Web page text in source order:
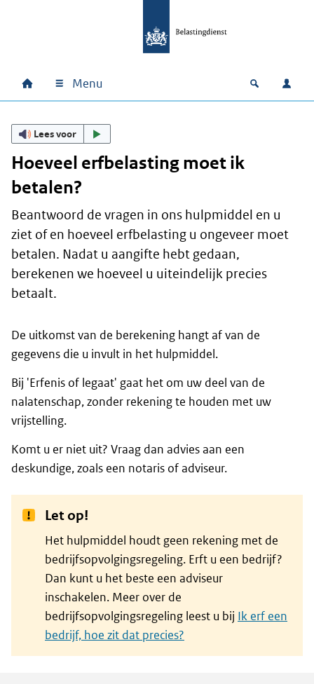
Hoofdnavigatie
Home Menu Open
Lees voor
Hoeveel erfbelasting moet ik
betalen?
Beantwoord de vragen in ons hulpmiddel en u
ziet of en hoeveel erfbelasting u ongeveer moet
betalen. Nadat u aangifte hebt gedaan,
berekenen we hoeveel u uiteindelijk precies
betaalt.
De uitkomst van de berekening hangt af van de
gegevens die u invult in het hulpmiddel.
Bij 'Erfenis of legaat' gaat het om uw deel van de
nalatenschap, zonder rekening te houden met uw
vrijstelling.
Komt u er niet uit? Vraag dan advies aan een
deskundige, zoals een notaris of adviseur.
Let op!
Het hulpmiddel houdt geen rekening met de
bedrijfsopvolgingsregeling. Erft u een bedrijf?
Dan kunt u het beste een adviseur
inschakelen. Meer over de
bedrijfsopvolgingsregeling leest u bij Ik erf een
bedrijf, hoe zit dat precies?